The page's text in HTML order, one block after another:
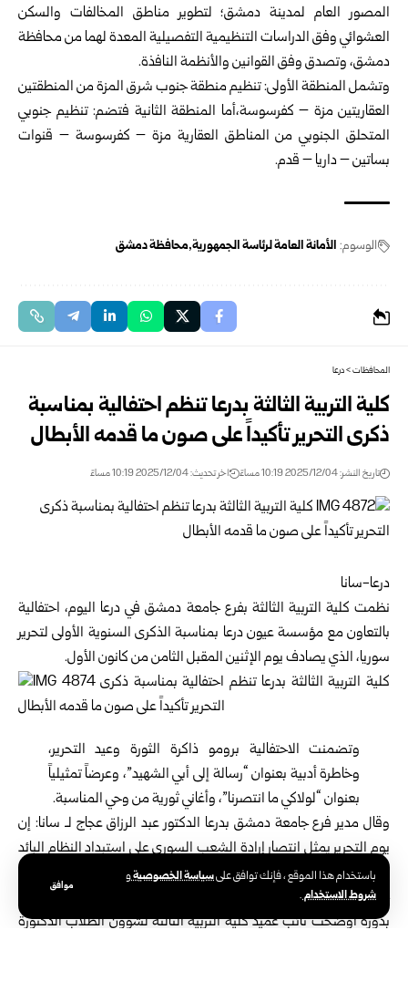
باستخدام هذا الموقع ، فإنك توافق علىسياسة الخصوصيةو
شروط الاستخدام.
موافق
المصور العام لمدينة دمشق؛ لتطوير مناطق المخالفات والسكن
العشوائي وفق الدراسات التنظيمية التفصيلية المعدة لهما من محافظة
دمشق، وتصدق وفق القوانين والأنظمة النافذة.
وتشمل المنطقة الأولى: تنظيم منطقة جنوب شرق المزة من المنطقتين
العقاريتين مزة – كفرسوسة،أما المنطقة الثانية فتضم: تنظيم جنوبي
المتحلق الجنوبي من المناطق العقارية مزة – كفرسوسة – قنوات
بساتين – داريا – قدم.
الوسوم: الأمانة العامة لرئاسة الجمهورية محافظة دمشق
المحافظات>درعا
كلية التربية الثالثة بدرعا تنظم احتفالية بمناسبة
ذكرى التحرير تأكيداً على صون ما قدمه الأبطال
تاريخ النشر: 2025/12/04 10:19 مساءً اخر تحديث: 2025/12/04 10:19 مساءً
درعا-سانا
نظمت كلية التربية الثالثة بفرع جامعة دمشق في درعا اليوم، احتفالية
بالتعاون مع مؤسسة عيون درعا بمناسبة الذكرى السنوية الأولى لتحرير
سوريا، الذي يصادف يوم الإثنين المقبل الثامن من كانون الأول.
وتضمنت الاحتفالية برومو ذاكرة الثورة وعيد التحرير،
وخاطرة أدبية بعنوان “رسالة إلى أبي الشهيد”، وعرضاً تمثيلياً
بعنوان “لولاكي ما انتصرنا”، وأغاني ثورية من وحي المناسبة.
وقال مدير فرع جامعة دمشق بدرعا الدكتور عبد الرزاق عجاج لـ سانا: إن
يوم التحرير يمثل انتصار إرادة الشعب السوري على استبداد النظام البائد
وطغاته؛ لاستعادة دور سوريا ومكانتها التاريخية، وأن يعيش شعبها في
حرية وكرامة.
بدوره أوضحت نائب عميد كلية التربية الثالثة لشؤون الطلاب الدكتورة